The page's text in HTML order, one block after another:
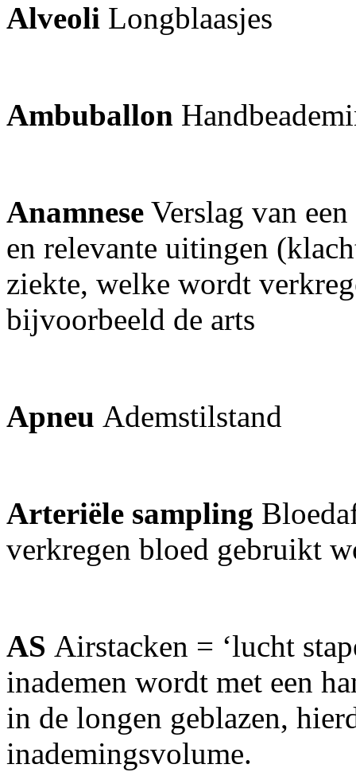
Alveoli Longblaasjes
Ambuballon
Anamnese Verslag van
en relevante uitingen
ziekte, welke wordt
bijvoorbeeld de arts
Apneu Ademstilstand
Arteriële sampling
verkregen bloed gebruikt
AS Airstacken = ‘lucht
inademen wordt met een
in de longen geblazen,
inademingsvolume.